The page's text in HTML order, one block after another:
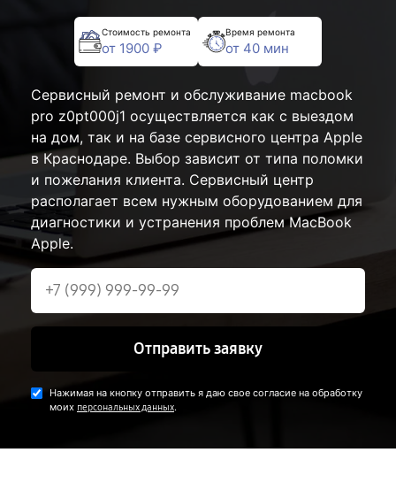
Стоимость ремонта
от 1900 ₽
Время ремонта
от 40 мин
Сервисный ремонт и обслуживание macbook
pro z0pt000j1 осуществляется как с выездом
на дом, так и на базе сервисного центра Apple
в Краснодаре. Выбор зависит от типа поломки
и пожелания клиента. Сервисный центр
располагает всем нужным оборудованием для
диагностики и устранения проблем MacBook
Apple.
Отправить заявку
Нажимая на кнопку отправить я даю свое согласие на обработку
моих персональных данных.